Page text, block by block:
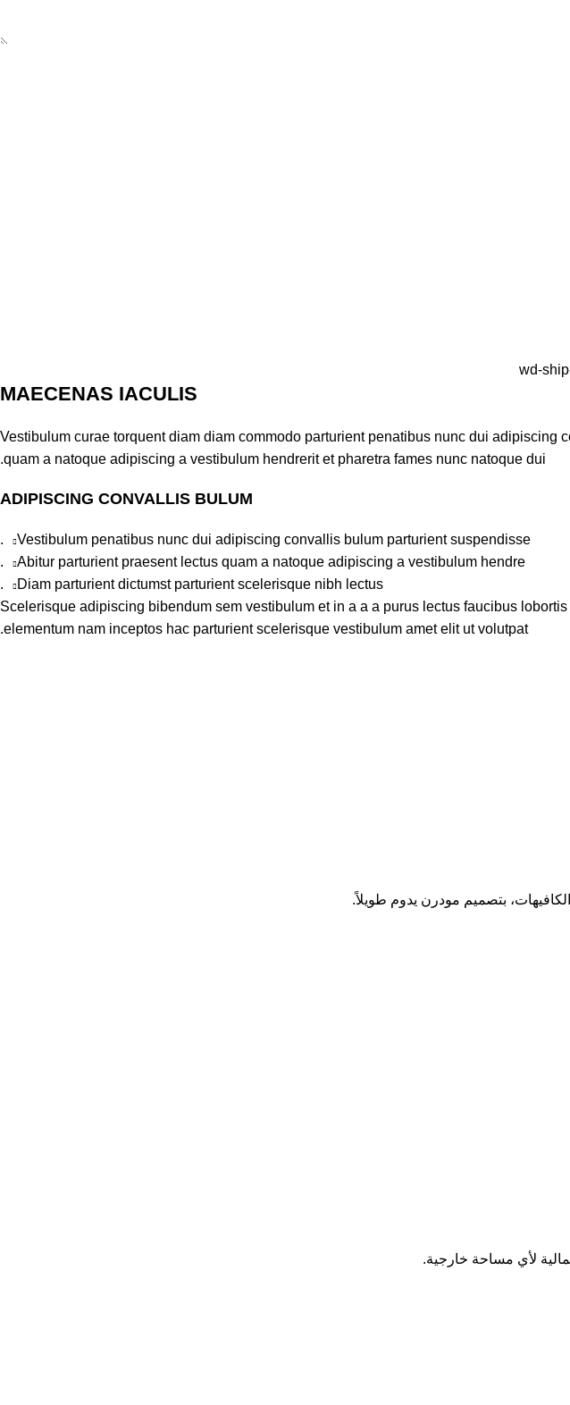
MAECENAS IACULIS
Vestibulum curae torquent diam diam commodo parturient penatibus nunc dui
quam a natoque adipiscing a vestibulum hendrerit et pharetra fames nunc natoque dui.
ADIPISCING CONVALLIS BULUM
Vestibulum penatibus nunc dui adipiscing convallis bulum parturient suspendisse.
Abitur parturient praesent lectus quam a natoque adipiscing a vestibulum hendre.
Diam parturient dictumst parturient scelerisque nibh lectus.
Scelerisque adipiscing bibendum sem vestibulum et in a a a purus lectus faucibus
elementum nam inceptos hac parturient scelerisque vestibulum amet elit ut volutpat.
بتصميم مودرن يدوم طويلاً.
لأي مساحة خارجية.